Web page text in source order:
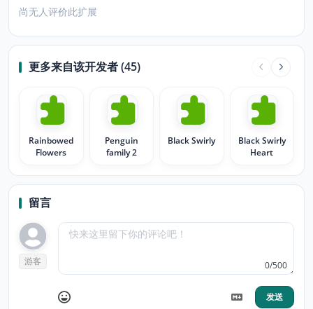
尚无人评价此扩展
更多来自该开发者 (45)
Rainbowed
Flowers
Penguin
family 2
Black Swirly
Black Swirly
Heart
留言
游客 0/500
发送